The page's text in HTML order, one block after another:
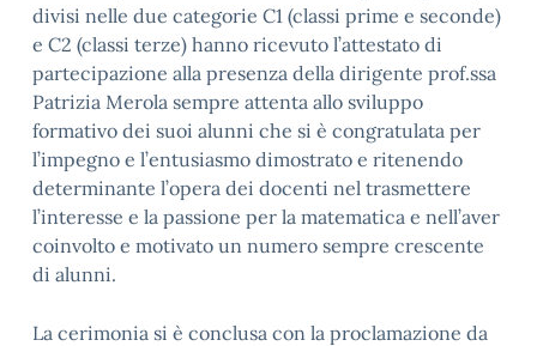
divisi nelle due categorie C1 (classi prime e seconde)
e C2 (classi terze) hanno ricevuto l’attestato di
partecipazione alla presenza della dirigente prof.ssa
Patrizia Merola sempre attenta allo sviluppo
formativo dei suoi alunni che si è congratulata per
l’impegno e l’entusiasmo dimostrato e ritenendo
determinante l’opera dei docenti nel trasmettere
l’interesse e la passione per la matematica e nell’aver
coinvolto e motivato un numero sempre crescente
di alunni.
La cerimonia si è conclusa con la proclamazione da